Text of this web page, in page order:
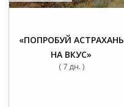
«ПОПРОБУЙ АСТРАХАНЬ
НА ВКУС»
( 7 дн. )